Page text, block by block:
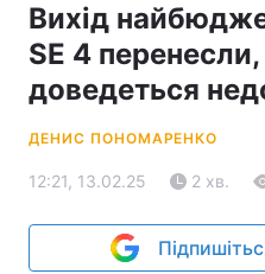
Вихід
SE 4
доведеться
ДЕНИС ПОНОМАРЕНКО
12:21, 13.02.25 2 хв.